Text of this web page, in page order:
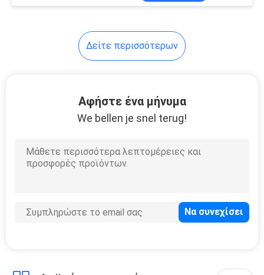
Μεταλλικό πλαίσιο
με καρέκλα
Δείτε περισσότερων
Αφήστε ένα μήνυμα
We bellen je snel terug!